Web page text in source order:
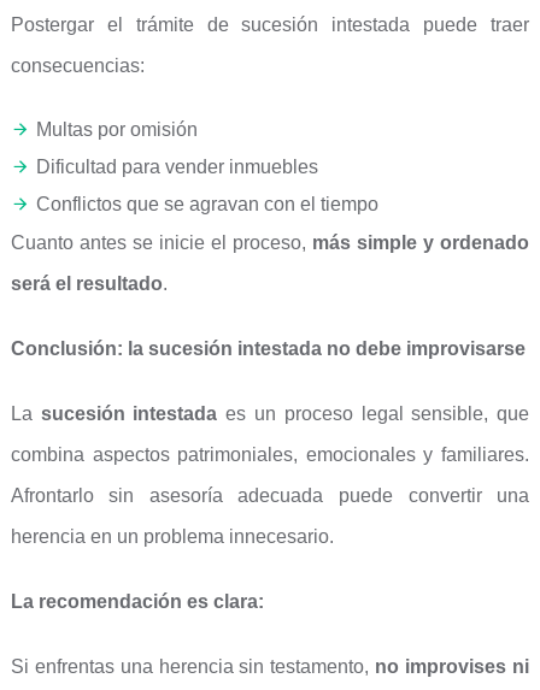
Postergar el trámite de sucesión intestada puede traer
consecuencias:
Multas por omisión
Dificultad para vender inmuebles
Conflictos que se agravan con el tiempo
Cuanto antes se inicie el proceso, más simple y ordenado
será el resultado.
Conclusión: la sucesión intestada no debe improvisarse
La sucesión intestada es un proceso legal sensible, que
combina aspectos patrimoniales, emocionales y familiares.
Afrontarlo sin asesoría adecuada puede convertir una
herencia en un problema innecesario.
La recomendación es clara:
Si enfrentas una herencia sin testamento, no improvises ni